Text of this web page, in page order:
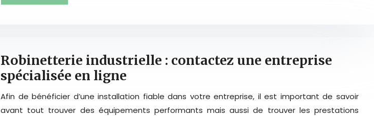
Robinetterie industrielle : contactez une entreprise
spécialisée en ligne
Afin de bénéficier d’une installation fiable dans votre entreprise, il est important de savoir
avant tout trouver des équipements performants mais aussi de trouver les prestations